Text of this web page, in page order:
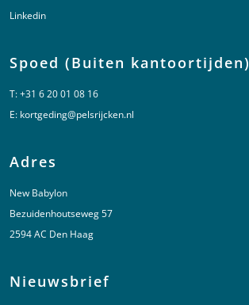
Linkedin
Spoed (Buiten kantoortijden)
T:+31 6 20 01 08 16
E: kortgeding@pelsrijcken.nl
Adres
New Babylon
Bezuidenhoutseweg 57
2594 AC Den Haag
Nieuwsbrief